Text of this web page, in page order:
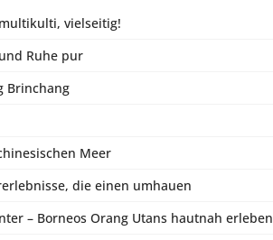
vielseitig!
Ruhe pur
Brinchang
Meer
die einen umhauen
– Borneos Orang Utans hautnah erleben